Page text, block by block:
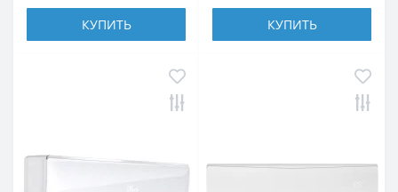
КУПИТЬ КУПИТЬ